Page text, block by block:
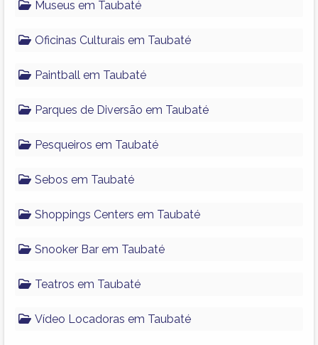
Museus em Taubaté
Oficinas Culturais em Taubaté
Paintball em Taubaté
Parques de Diversão em Taubaté
Pesqueiros em Taubaté
Sebos em Taubaté
Shoppings Centers em Taubaté
Snooker Bar em Taubaté
Teatros em Taubaté
Vídeo Locadoras em Taubaté